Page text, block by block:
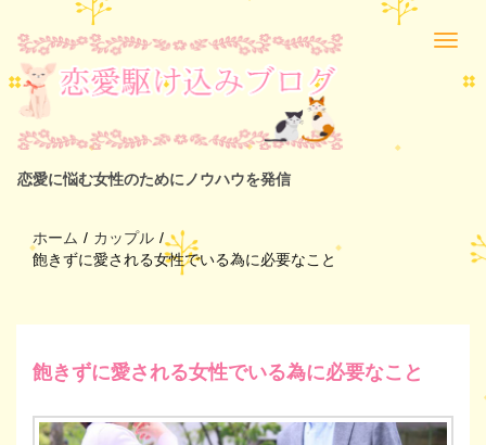
恋愛に悩む女性のためにノウハウを発信
ホーム / カップル /
飽きずに愛される女性でいる為に必要なこと
飽きずに愛される女性でいる為に必要なこと